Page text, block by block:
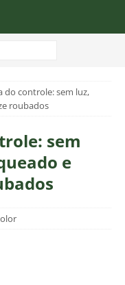
do controle: sem luz,
roubados
sem
e